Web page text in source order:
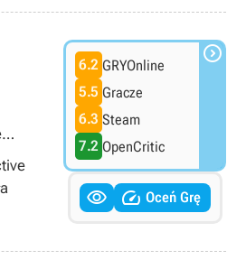
6.2 GRYOnline
5.5 Gracze
6.3 Steam
7.2 OpenCritic

  Oceń Grę